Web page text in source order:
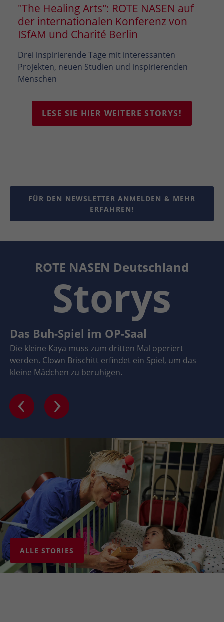
"The Healing Arts": ROTE NASEN auf
der internationalen Konferenz von
ISfAM und Charité Berlin
Drei inspirierende Tage mit interessanten
Projekten, neuen Studien und inspirierenden
Menschen
LESE SIE HIER WEITERE STORYS!
FÜR DEN NEWSLETTER ANMELDEN & MEHR
ERFAHREN!
ROTE NASEN Deutschland
Storys
Das Buh-Spiel im OP-Saal
Die kleine Kaya muss zum dritten Mal operiert
werden. Clown Brischitt erfindet ein Spiel, um das
kleine Mädchen zu beruhigen.
ALLE STORIES